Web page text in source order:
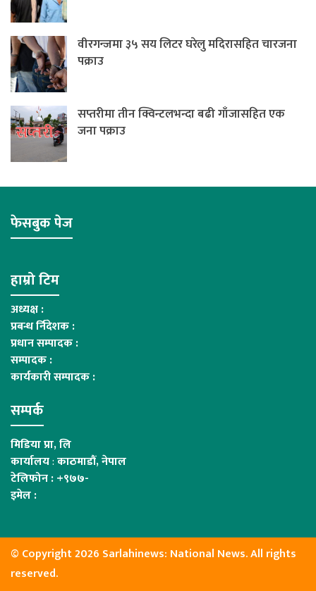
वीरगन्जमा ३५ सय लिटर घरेलु मदिरासहित चारजना
पक्राउ
सप्तरीमा तीन क्विन्टलभन्दा बढी गाँजासहित एक
जना पक्राउ
फेसबुक पेज
हाम्रो टिम
अध्यक्ष :
प्रबन्ध र्निदेशक :
प्रधान सम्पादक :
सम्पादक :
कार्यकारी सम्पादक :
सम्पर्क
मिडिया प्रा, लि
कार्यालय:काठमाडौं, नेपाल
टेलिफोन : +९७७-
इमेल :
© Copyright 2026 Sarlahinews: National News. All rights
reserved.